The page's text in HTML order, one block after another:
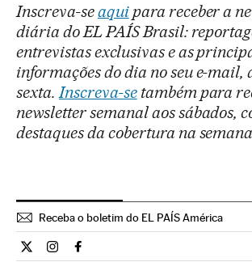
Inscreva-seaquipara receber a
diária do EL PAÍS Brasil:
entrevistas exclusivas e as
informações do dia no seu e-mail,
sexta.Inscreva-setambém para
newsletter semanal aos sábados,
destaques da cobertura na
Receba o boletim do EL PAÍS América
Cultura El País Brasil en Twitter
Cultura El País Brasil en Instagram
Cultura El País Brasil en